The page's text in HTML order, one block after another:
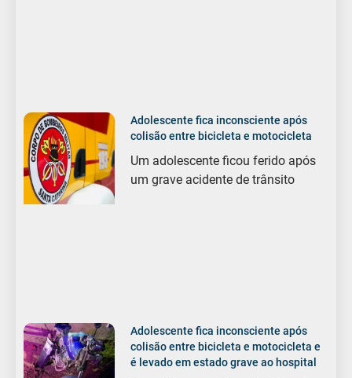
Adolescente fica inconsciente após
colisão entre bicicleta e motocicleta
Um adolescente ficou ferido após
um grave acidente de trânsito
Adolescente fica inconsciente após
colisão entre bicicleta e motocicleta e
é levado em estado grave ao hospital